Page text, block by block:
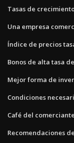
Tasas de
Una empresa
Índice de precios
Bonos de alta tasa
Mejor forma de
Condiciones
Café del
Recomendaciones